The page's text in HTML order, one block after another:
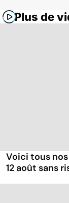
Plus de
Voici tous
12 août sans